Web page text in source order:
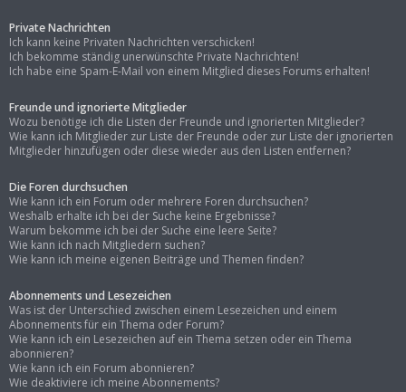
Private Nachrichten
Ich kann keine Privaten Nachrichten verschicken!
Ich bekomme ständig unerwünschte Private Nachrichten!
Ich habe eine Spam-E-Mail von einem Mitglied dieses Forums erhalten!
Freunde und ignorierte Mitglieder
Wozu benötige ich die Listen der Freunde und ignorierten Mitglieder?
Wie kann ich Mitglieder zur Liste der Freunde oder zur Liste der ignorierten
Mitglieder hinzufügen oder diese wieder aus den Listen entfernen?
Die Foren durchsuchen
Wie kann ich ein Forum oder mehrere Foren durchsuchen?
Weshalb erhalte ich bei der Suche keine Ergebnisse?
Warum bekomme ich bei der Suche eine leere Seite?
Wie kann ich nach Mitgliedern suchen?
Wie kann ich meine eigenen Beiträge und Themen finden?
Abonnements und Lesezeichen
Was ist der Unterschied zwischen einem Lesezeichen und einem
Abonnements für ein Thema oder Forum?
Wie kann ich ein Lesezeichen auf ein Thema setzen oder ein Thema
abonnieren?
Wie kann ich ein Forum abonnieren?
Wie deaktiviere ich meine Abonnements?